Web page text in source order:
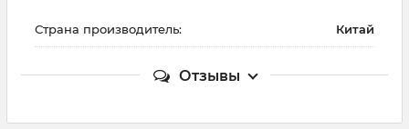
Страна производитель: Китай
Отзывы